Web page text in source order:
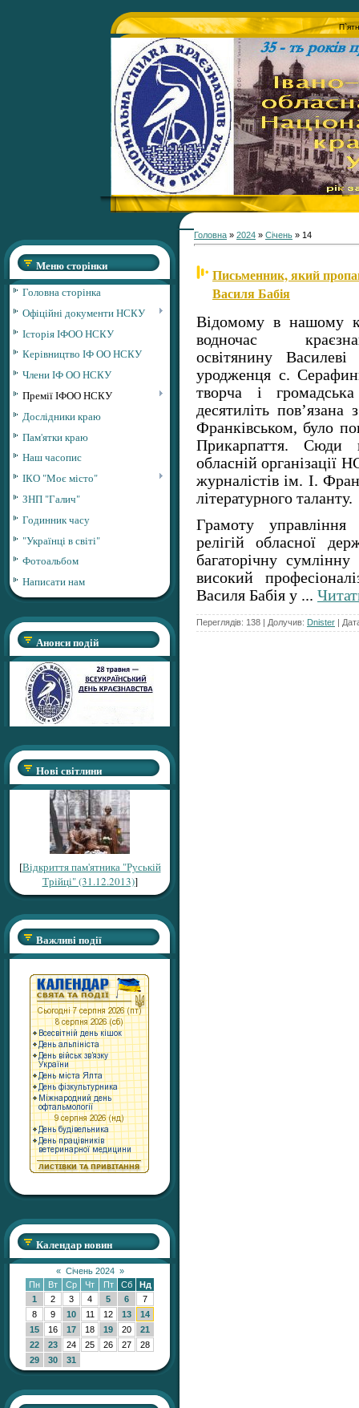
Меню сторінки
Головна сторінка
Офіційні документи НСКУ
Історія ІФОО НСКУ
Керівництво ІФ ОО НСКУ
Члени ІФ ОО НСКУ
Премії ІФОО НСКУ
Дослідники краю
Пам'ятки краю
Наш часопис
ІКО "Моє місто"
ЗНП "Галич"
Годинник часу
"Українці в світі"
Фотоальбом
Написати нам
Анонси подій
Нові світлини
[Відкриття пам'ятника "Руській
Трійці" (31.12.2013)]
Важливі події
Календар новин
« Січень 2024 »
Пн
Вт Ср Чт Пт Сб
Нд
1
2 3 4 5 6
7
8
9 10 11 12 13
14
15
16 17 18 19 20
21
22
23 24 25 26 27
28
29
30 31
Головна » 2024 » Січень » 14
Письменник, який
Василя Бабія
Відомому в нашому
водночас
освітянину
уродженця с.
творча і
десятиліть
Франківськом, було
Прикарпаття. Сюди
обласній організації
журналістів ім. І.
літературного таланту.
Грамоту управління
релігій обласної
багаторічну
високий
Василя Бабія у ...
Переглядів: 138 | Долучив: Dnister |